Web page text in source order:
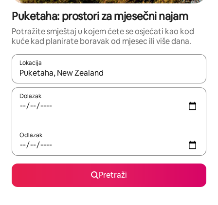
Puketaha: prostori za mjesečni najam
Potražite smještaj u kojem ćete se osjećati kao kod
kuće kad planirate boravak od mjesec ili više dana.
Lokacija
Kada budu dostupni rezultati, moći ćete ih pregledati
Dolazak
Odlazak
Pretraži